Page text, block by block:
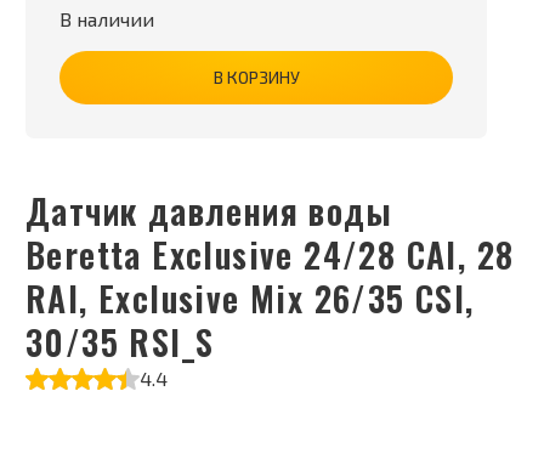
Датчик давления воды
Beretta Exclusive 24/28 CAI, 28
RAI, Exclusive Mix 26/35 CSI,
30/35 RSI_S
4.4
В наличии
В КОРЗИНУ